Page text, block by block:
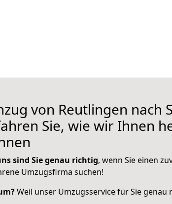
von Reutlingen nach
Sie, wie wir Ihnen
sind Sie genau richtig, wenn Sie einen
Umzugsfirma suchen!
Weil unser Umzugsservice für Sie genau